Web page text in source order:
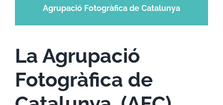
La Agrupació
Fotogràfica de
Agrupació Fotogràfica de Catalunya